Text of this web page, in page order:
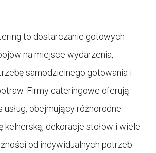
to dostarczanie gotowych
na miejsce wydarzenia,
samodzielnego gotowania i
Firmy cateringowe oferują
usług, obejmujący różnorodne
kelnerską, dekoracje stołów i wiele
od indywidualnych potrzeb